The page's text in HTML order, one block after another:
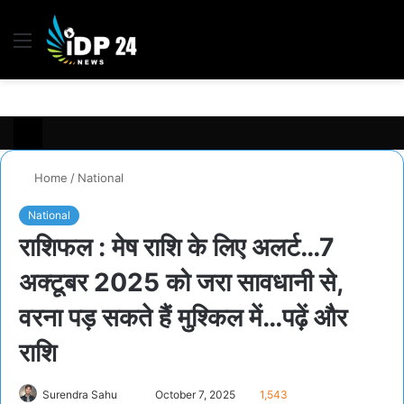
Menu
Home / National
National
राशिफल : मेष राशि के लिए अलर्ट…7
अक्टूबर 2025 को जरा सावधानी से,
वरना पड़ सकते हैं मुश्किल में…पढ़ें और
राशि
Surendra Sahu October 7, 2025 1,543